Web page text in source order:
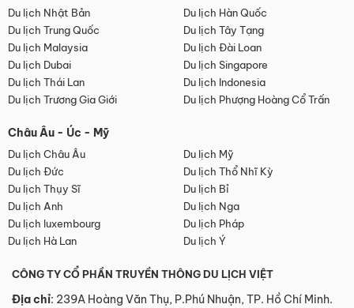
Du lịch Nhật Bản
Du lịch Hàn Quốc
Du lịch Trung Quốc
Du lịch Tây Tạng
Du lịch Malaysia
Du lịch Đài Loan
Du lịch Dubai
Du lịch Singapore
Du lịch Thái Lan
Du lịch Indonesia
Du lịch Trương Gia Giới
Du lịch Phượng Hoàng Cổ Trấn
Châu Âu - Úc - Mỹ
Du lịch Châu Âu
Du lịch Mỹ
Du lịch Đức
Du lịch Thổ Nhĩ Kỳ
Du lịch Thụy Sĩ
Du lịch Bỉ
Du lịch Anh
Du lịch Nga
Du lịch luxembourg
Du lịch Pháp
Du lịch Hà Lan
Du lịch Ý
CÔNG TY CỔ PHẦN TRUYỀN THÔNG DU LỊCH VIỆT
Địa chỉ: 239A Hoàng Văn Thụ, P.Phú Nhuận, TP. Hồ Chí Minh.